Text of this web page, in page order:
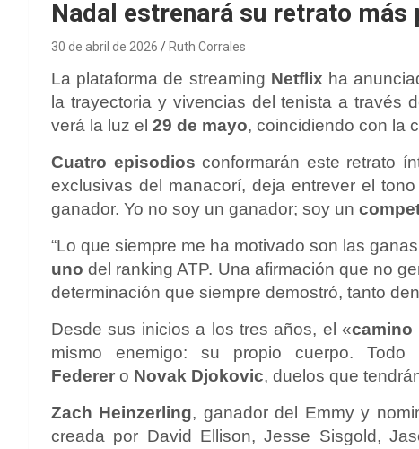
Nadal estrenará su retrato más
30 de abril de 2026 Ruth Corrales
La plataforma de streaming Netflix ha
la trayectoria y vivencias del tenista a través
verá la luz el 29 de mayo, coincidiendo con la
Cuatro episodios conformarán este retrato
exclusivas del manacorí, deja entrever el
ganador. Yo no soy un ganador; soy un
“Lo que siempre me ha motivado son las
uno del ranking ATP. Una afirmación que no
determinación que siempre demostró, tanto
Desde sus inicios a los tres años, el «camino
mismo enemigo: su propio cuerpo.
Federer o Novak Djokovic, duelos que
Zach Heinzerling, ganador del Emmy y
creada por David Ellison, Jesse Sisgold,